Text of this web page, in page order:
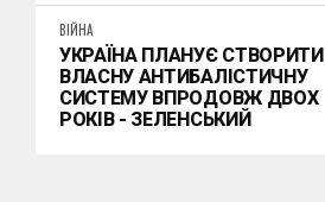
ВІЙНА
УКРАЇНА ПЛАНУЄ СТВОРИТИ
ВЛАСНУ АНТИБАЛІСТИЧНУ
СИСТЕМУ ВПРОДОВЖ ДВОХ
РОКІВ - ЗЕЛЕНСЬКИЙ